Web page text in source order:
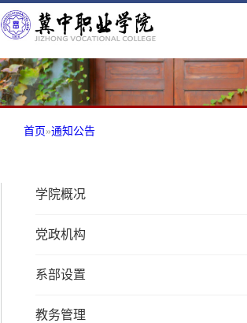
首页 »通知公告
学院概况
党政机构
系部设置
教务管理